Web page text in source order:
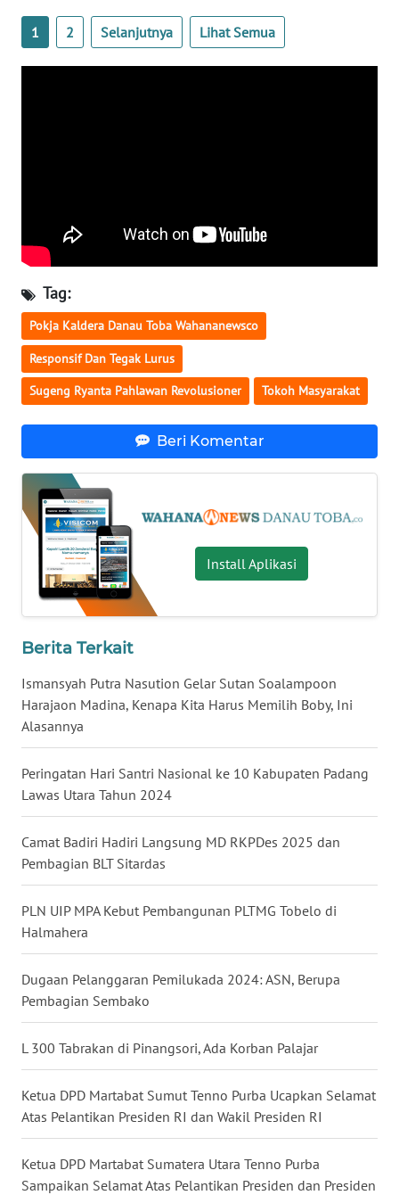
1 2 Selanjutnya Lihat Semua
Tag:
Pokja Kaldera Danau Toba Wahananewsco
Responsif Dan Tegak Lurus
Sugeng Ryanta Pahlawan Revolusioner Tokoh Masyarakat
Beri Komentar
Install Aplikasi
Berita Terkait
Ismansyah Putra Nasution Gelar Sutan Soalampoon
Harajaon Madina, Kenapa Kita Harus Memilih Boby, Ini
Alasannya
Peringatan Hari Santri Nasional ke 10 Kabupaten Padang
Lawas Utara Tahun 2024
Camat Badiri Hadiri Langsung MD RKPDes 2025 dan
Pembagian BLT Sitardas
PLN UIP MPA Kebut Pembangunan PLTMG Tobelo di
Halmahera
Dugaan Pelanggaran Pemilukada 2024: ASN, Berupa
Pembagian Sembako
L 300 Tabrakan di Pinangsori, Ada Korban Palajar
Ketua DPD Martabat Sumut Tenno Purba Ucapkan Selamat
Atas Pelantikan Presiden RI dan Wakil Presiden RI
Ketua DPD Martabat Sumatera Utara Tenno Purba
Sampaikan Selamat Atas Pelantikan Presiden dan Presiden
WN
KALTARA
WN
SULSEL
WN
GORONTALO
WN
SULUT
WN
WN
MALUT
DAIRI
DANAU
WN
NIAS
WN
LANGKAT
WN
TAPANULI
SELATAN
WN
SIMALUNGUN
LABUHANBATU